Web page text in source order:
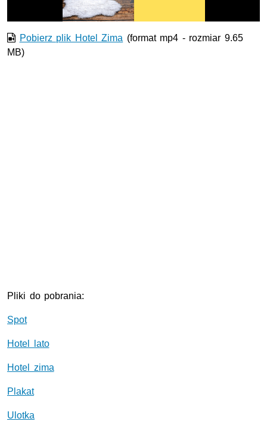
Pobierz plik Hotel Zima (format mp4 - rozmiar 9.65
MB)
Pliki do pobrania:
Spot
Hotel lato
Hotel zima
Plakat
Ulotka